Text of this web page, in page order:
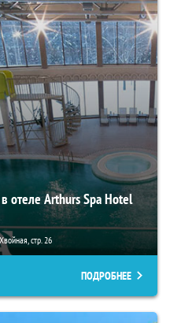
отеле Arthurs Spa Hotel
стр. 26
ПОДРОБНЕЕ